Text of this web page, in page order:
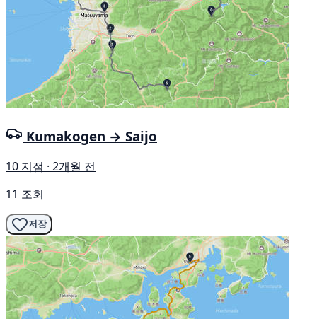
Kumakogen → Saijo
10 지점 · 2개월 전
11 조회
저장